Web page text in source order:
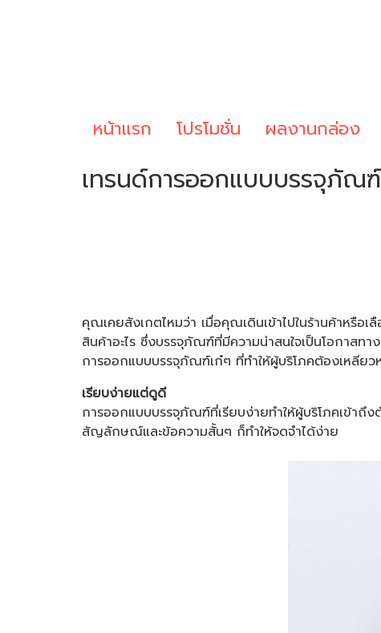
หน้าแรก โปรโมชั่น ผลงานกล่อง
เทรนด์การออกแบบบรรจุภัณ
คุณเคยสังเกตไหมว่า เมื่อคุณเดินเข้าไปในร้านค้าห
สินค้าอะไร ซึ่งบรรจุภัณฑ์ที่มีความน่าสนใจเป็นโอกาสท
การออกแบบบรรจุภัณฑ์เก๋ๆ ที่ทำให้ผู้บริโภคต้องเหลีย
เรียบง่ายแต่ดูดี
การออกแบบบรรจุภัณฑ์ที่เรียบง่ายทำให้ผู้บริโภคเข้าถึ
สัญลักษณ์และข้อความสั้นๆ ก็ทำให้จดจำได้ง่าย